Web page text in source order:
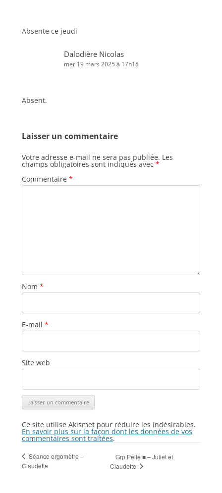
Absente ce jeudi
Dalodière Nicolas
mer 19 mars 2025 à 17h18
Absent.
Laisser un commentaire
Votre adresse e-mail ne sera pas publiée. Les
champs obligatoires sont indiqués avec *
Commentaire *
Nom *
E-mail *
Site web
Ce site utilise Akismet pour réduire les indésirables.
En savoir plus sur la façon dont les données de vos
commentaires sont traitées.
Séance ergomètre –
Claudette
Grp Pelle ■ – Juliet et
Claudette